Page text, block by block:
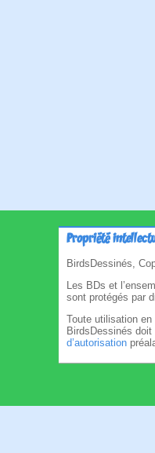
Propriété
BirdsDessinés,
Les BDs et
sont protégés par
Toute utilisation
BirdsDessinés doit
d’autorisation